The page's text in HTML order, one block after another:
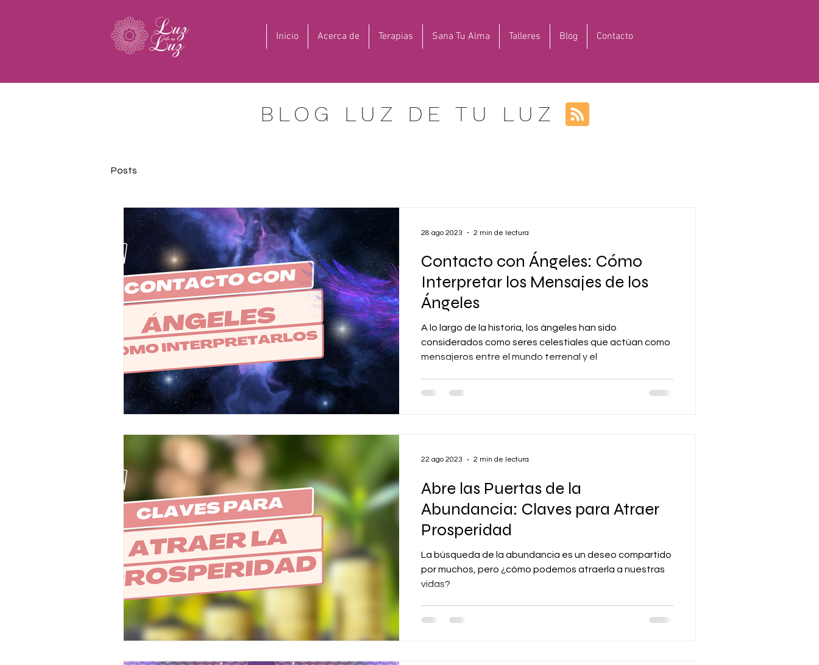
Inicio Acerca de Terapias Sana Tu Alma Talleres Blog Contacto
BLOG LUZ DE TU LUZ
Posts
Contacto con Ángeles: Cómo
Interpretar los Mensajes de los
Ángeles
A lo largo de la historia, los ángeles han sido
considerados como seres celestiales que actúan como
mensajeros entre el mundo terrenal y el
28 ago 2023 2 min de lectura
Abre las Puertas de la
Abundancia: Claves para Atraer
Prosperidad
La búsqueda de la abundancia es un deseo compartido
por muchos, pero ¿cómo podemos atraerla a nuestras
vidas?
22 ago 2023 2 min de lectura